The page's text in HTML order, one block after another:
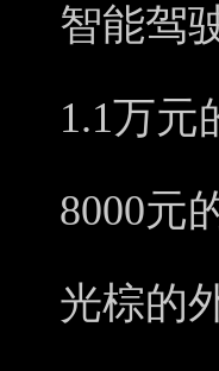
智能驾
1.1万元
8000元
光棕的